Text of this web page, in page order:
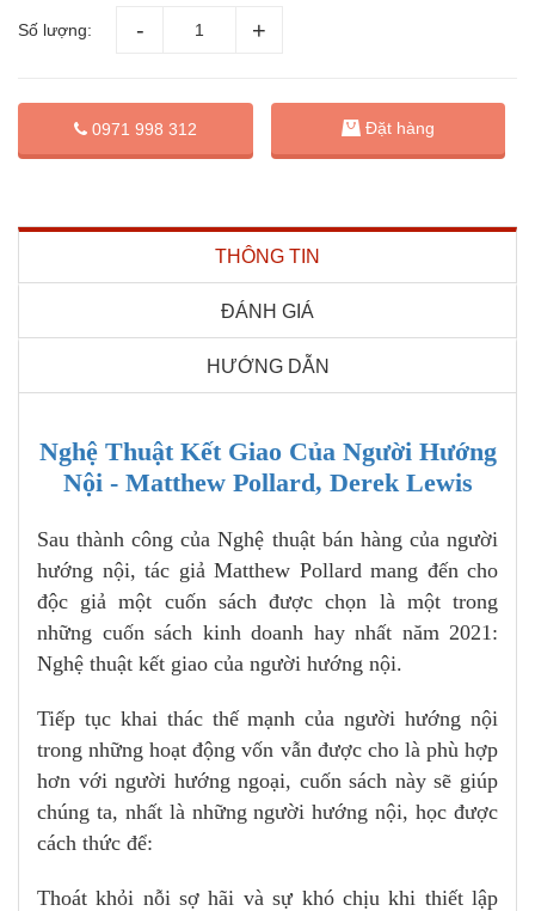
Số lượng:
0971 998 312 Đặt hàng
THÔNG TIN
ĐÁNH GIÁ
HƯỚNG DẪN
Nghệ Thuật Kết Giao Của Người Hướng
Nội - Matthew Pollard, Derek Lewis
Sau thành công của Nghệ thuật bán hàng của người
hướng nội, tác giả Matthew Pollard mang đến cho
độc giả một cuốn sách được chọn là một trong
những cuốn sách kinh doanh hay nhất năm 2021:
Nghệ thuật kết giao của người hướng nội.
Tiếp tục khai thác thế mạnh của người hướng nội
trong những hoạt động vốn vẫn được cho là phù hợp
hơn với người hướng ngoại, cuốn sách này sẽ giúp
chúng ta, nhất là những người hướng nội, học được
cách thức để:
Thoát khỏi nỗi sợ hãi và sự khó chịu khi thiết lập